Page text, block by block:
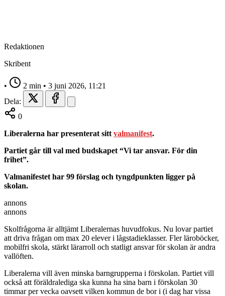
Redaktionen
Skribent
• 2 min • 3 juni 2026, 11:21
Dela:
0
Liberalerna har presenterat sitt valmanifest.
Partiet går till val med budskapet “Vi tar ansvar. För din
frihet”.
Valmanifestet har 99 förslag och tyngdpunkten ligger på
skolan.
annons
annons
Skolfrågorna är alltjämt Liberalernas huvudfokus. Nu lovar partiet
att driva frågan om max 20 elever i lågstadieklasser. Fler läroböcker,
mobilfri skola, stärkt lärarroll och statligt ansvar för skolan är andra
vallöften.
Liberalerna vill även minska barngrupperna i förskolan. Partiet vill
också att föräldralediga ska kunna ha sina barn i förskolan 30
timmar per vecka oavsett vilken kommun de bor i (i dag har vissa